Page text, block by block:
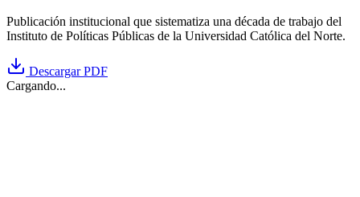
Publicación institucional que sistematiza una década de trabajo del
Instituto de Políticas Públicas de la Universidad Católica del Norte.
Descargar PDF
Cargando...